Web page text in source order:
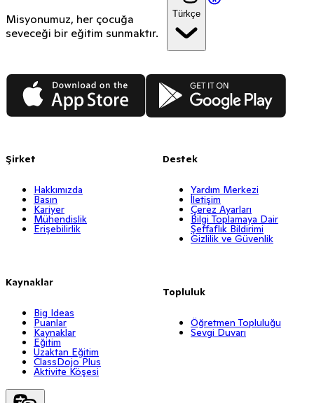
Misyonumuz, her çocuğa
seveceği bir eğitim sunmaktır.
Türkçe
App Store Google Play
Şirket
Hakkımızda
Basın
Kariyer
Mühendislik
Erişebilirlik
Kaynaklar
Big Ideas
Puanlar
Kaynaklar
Eğitim
Uzaktan Eğitim
ClassDojo Plus
Aktivite Köşesi
Destek
Yardım Merkezi
İletişim
Çerez Ayarları
Bilgi Toplamaya Dair
Şeffaflık Bildirimi
Gizlilik ve Güvenlik
Topluluk
Öğretmen Topluluğu
Sevgi Duvarı